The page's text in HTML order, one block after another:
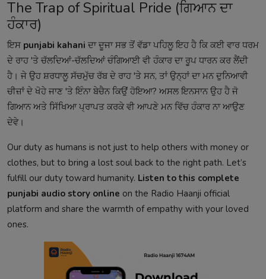
The Trap of Spiritual Pride (ਗਿਆਨ ਦਾ
ਹੰਕਾਰ)
ਇਸ punjabi kahani ਦਾ ਦੂਜਾ ਸਭ ਤੋਂ ਵੱਡਾ ਪਹਿਲੂ ਇਹ ਹੈ ਕਿ ਕਈ ਵਾਰ ਧਰਮ
ਦੇ ਰਾਹ 'ਤੇ ਚੱਲਦਿਆਂ-ਚੱਲਦਿਆਂ ਚੰਗਿਆਈ ਵੀ ਹੰਕਾਰ ਦਾ ਰੂਪ ਧਾਰਨ ਕਰ ਲੈਂਦੀ
ਹੈ। ਜੇ ਉਹ ਸ਼ਰਧਾਲੂ ਸੱਚਮੁੱਚ ਰੱਬ ਦੇ ਰਾਹ 'ਤੇ ਸਨ, ਤਾਂ ਉਨ੍ਹਾਂ ਦਾ ਮਨ ਦੁਨਿਆਵੀ
ਚੀਜ਼ਾਂ ਦੇ ਖੋਹੇ ਜਾਣ 'ਤੇ ਇੰਨਾ ਬੇਚੈਨ ਕਿਉਂ ਹੋਇਆ? ਅਸਲ ਇਨਸਾਨ ਉਹ ਹੈ ਜੋ
ਗਿਆਨ ਅਤੇ ਸਿੱਖਿਆ ਪ੍ਰਾਪਤ ਕਰਕੇ ਵੀ ਆਪਣੇ ਮਨ ਵਿੱਚ ਹੰਕਾਰ ਨਾ ਆਉਣ
ਦੇਵੇ।
Our duty as humans is not just to help others with money or
clothes, but to bring a lost soul back to the right path. Let’s
fulfill our duty toward humanity. Listen to this complete
punjabi audio story online on the Radio Haanji official
platform and share the warmth of empathy with your loved
ones.